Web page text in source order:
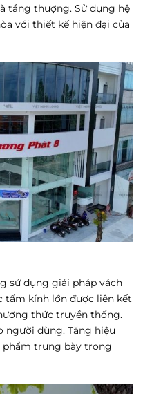
tầng thượng. Sử dụng hệ
với thiết kế hiện đại của
sử dụng giải pháp vách
tấm kính lớn được liên kết
thức truyền thống.
người dùng. Tăng hiệu
phẩm trưng bày trong